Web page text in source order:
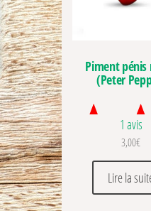
Piment pénis
(Peter
1 avis
3,00€
Lire la